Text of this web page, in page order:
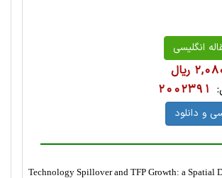
انگلیسی
ریال
2002391
و دانلود
Technology Spillover and TFP Growth: a Spatial